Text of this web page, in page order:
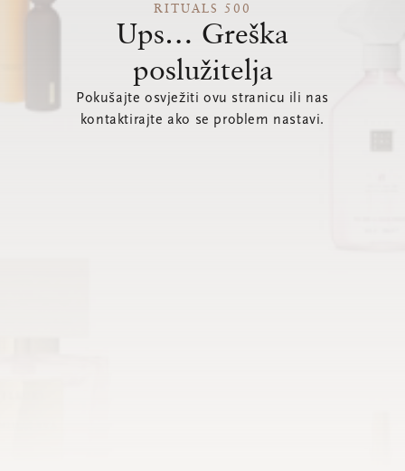
RITUALS 500
Ups… Greška
poslužitelja
Pokušajte osvježiti ovu stranicu ili nas
kontaktirajte ako se problem nastavi.